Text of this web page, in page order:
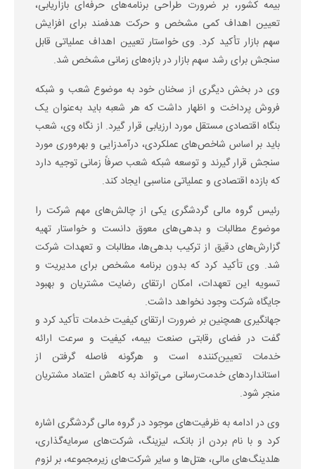
بیمه کشور، بر ضرورت طراحی برنامه‌های حرفه‌ای بازاریابی،
تعیین اهداف کمی مشخص و حرکت هدفمند برای افزایش
سهم بازار تأکید کرد. وی خواستار تعیین اهداف عملیاتی قابل
سنجش برای رشد سهم بازار در بازه‌های زمانی مشخص شد.
وی در بخش دیگری از سخنان خود به موضوع شعب و شبکه
فروش پرداخت و اظهار داشت که هر شعبه باید به‌عنوان یک
بنگاه اقتصادی مستقل مورد ارزیابی قرار گیرد. از نگاه وی، شعب
باید بر اساس شاخص‌های عملکردی، درآمدزایی و بهره‌وری مورد
سنجش قرار گیرند و توسعه شبکه شعب صرفاً زمانی توجیه دارد
که بازده اقتصادی و عملیاتی مناسبی ایجاد کند.
رئیس گروه مالی گردشگری یکی از چالش‌های مهم شرکت را
موضوع مطالبات و بدهی‌های معوق دانست و خواستار تهیه
گزارش‌های دقیق از ترکیب بدهی‌ها، مطالبات و تعهدات شرکت
شد. وی تأکید کرد که بدون برنامه مشخص برای مدیریت و
تسویه این تعهدات، امکان ارتقای رضایت مشتریان و بهبود
جایگاه شرکت وجود نخواهد داشت.
جهانگیری همچنین بر ضرورت ارتقای کیفیت خدمات تأکید کرد و
گفت در فضای رقابتی صنعت بیمه، کیفیت و سرعت ارائه
خدمات تعیین‌کننده است و هرگونه فاصله گرفتن از
استانداردهای خدمت‌رسانی می‌تواند به کاهش اعتماد مشتریان
منجر شود.
وی در ادامه به ظرفیت‌های موجود در گروه مالی گردشگری اشاره
کرد و با نام بردن از بانک، لیزینگ، شرکت‌های سرمایه‌گذاری،
هلدینگ‌های مالی، هتل‌ها و سایر شرکت‌های زیرمجموعه، بر لزوم